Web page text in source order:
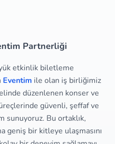
Partnerliği
etkinlik biletleme
Eventim ile olan iş birliğimiz
düzenlenen konser ve
güvenli, şeffaf ve
sunuyoruz. Bu ortaklık,
geniş bir kitleye ulaşmasını